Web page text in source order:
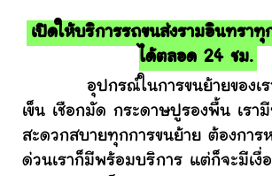
เปิดให้บริการรถขนส่งรามอินทรา
ได้ตลอด 24 ชม.
อุปกรณ์ในการขนย้ายของเร
เข็น เชือกมัด กระดาษปูรองพื้น เรา
สะดวกสบายทุกการขนย้าย ต้องการ
ด่วนเราก็มีพร้อมบริการ แต่ก็จะมีเงื่